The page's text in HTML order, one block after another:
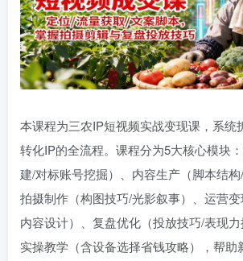
本课程为三农IP短视频实战变现课，系统
转化IP的全流程。课程分为5大核心模块
建/对标账号挖掘）、内容生产（脚本结构/
拍摄制作（构图技巧/光影叙事）、运营
内容设计）、复盘优化（投放技巧/表现
实操教学（含设备选择省钱攻略），帮助